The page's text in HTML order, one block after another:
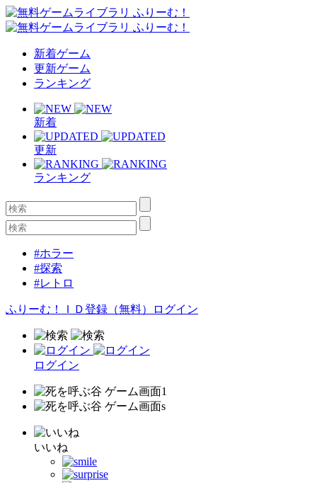
新着ゲーム
更新ゲーム
ランキング
新着
更新
ランキング
#ホラー
#探索
#レトロ
ふりーむ！ＩＤ登録（無料） ログイン
ログイン
いいね